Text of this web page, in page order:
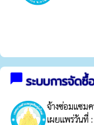
chat_bubble ระบบการจัด
จ้างซ่อมแซม
เผยแพร่วันที่